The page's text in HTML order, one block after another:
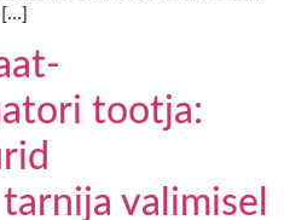
[…]
tootja:
valimisel